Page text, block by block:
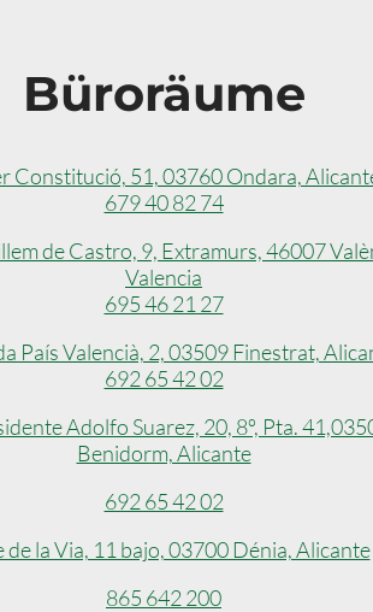
Büroräume
Constitució, 51, 03760 Ondara,
679 40 82 74
de Castro, 9, Extramurs, 46007
Valencia
695 46 21 27
País Valencià, 2, 03509 Finestrat,
692 65 42 02
Adolfo Suarez, 20, 8º, Pta.
Benidorm, Alicante
692 65 42 02
de la Via, 11 bajo, 03700 Dénia, Alicante
865 642 200